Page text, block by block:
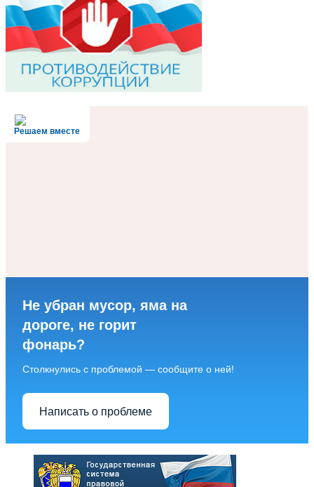
Решаем вместе
Не убран мусор, яма на
дороге, не горит
фонарь?
Столкнулись с проблемой — сообщите о ней!
Написать о проблеме